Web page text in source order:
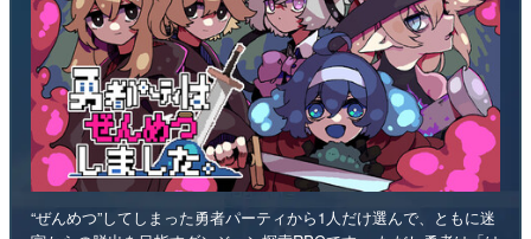
“ぜんめつ”してしまった勇者パーティから1人だけ選んで、ともに迷